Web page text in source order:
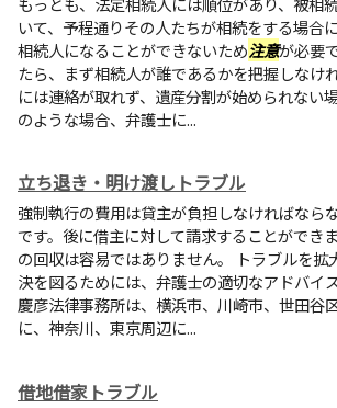
いて、予程通りその人たちが相続をする場合
相続人になることができないため注意が必要
たら、まず相続人が誰であるかを把握しなけ
には連絡が取れず、遺産分割が始められない
のような場合、弁護士に...
立ち退き・明け渡しトラブル
強制執行の費用は貸主が負担しなければなら
です。後に借主に対して請求することができ
の回収は容易ではありません。 トラブルを拡
決を図るためには、弁護士の適切なアドバイ
慶彦法律事務所は、横浜市、川崎市、世田谷
に、神奈川、東京周辺に...
借地借家トラブル